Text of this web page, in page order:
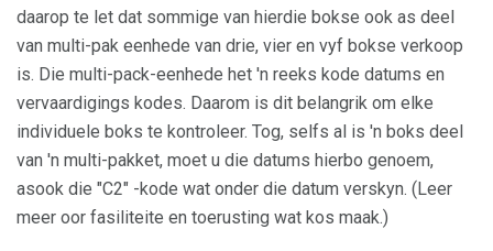
daarop te let dat sommige van hierdie bokse ook as deel
van multi-pak eenhede van drie, vier en vyf bokse verkoop
is. Die multi-pack-eenhede het 'n reeks kode datums en
vervaardigings kodes. Daarom is dit belangrik om elke
individuele boks te kontroleer. Tog, selfs al is 'n boks deel
van 'n multi-pakket, moet u die datums hierbo genoem,
asook die "C2" -kode wat onder die datum verskyn. (Leer
meer oor fasiliteite en toerusting wat kos maak.)